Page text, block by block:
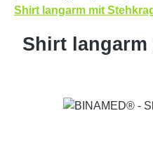
Shirt langarm mit
Shirt langarm
Bildergalerie überspringen